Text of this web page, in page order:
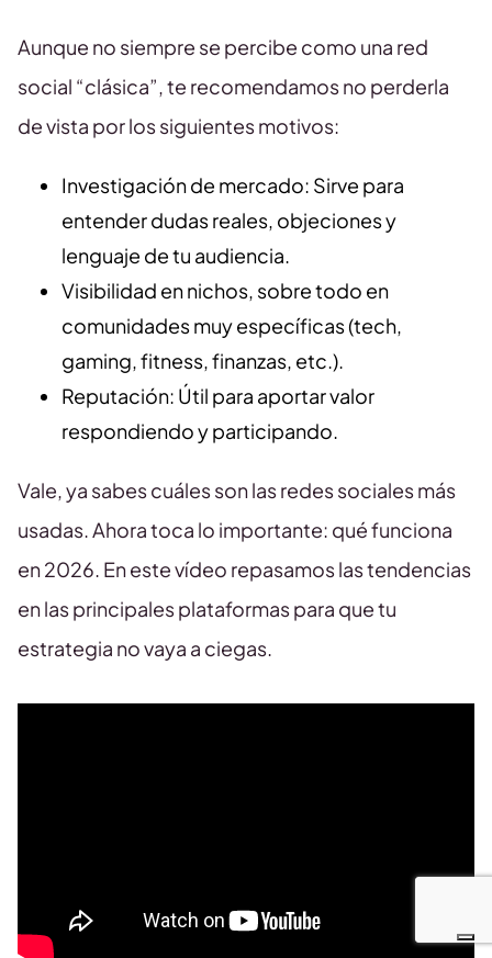
Aunque no siempre se percibe como una red
social “clásica”, te recomendamos no perderla
de vista por los siguientes motivos:
Investigación de mercado: Sirve para
entender dudas reales, objeciones y
lenguaje de tu audiencia.
Visibilidad en nichos, sobre todo en
comunidades muy específicas (tech,
gaming, fitness, finanzas, etc.).
Reputación: Útil para aportar valor
respondiendo y participando.
Vale, ya sabes cuáles son las redes sociales más
usadas. Ahora toca lo importante: qué funciona
en 2026. En este vídeo repasamos las tendencias
en las principales plataformas para que tu
estrategia no vaya a ciegas.